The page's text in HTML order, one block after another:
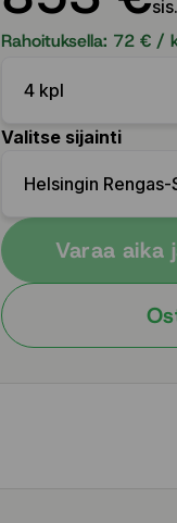
Rahoituksella: 72 € /
4 kpl
Valitse sijainti
Helsingin Rengas-
Varaa aika